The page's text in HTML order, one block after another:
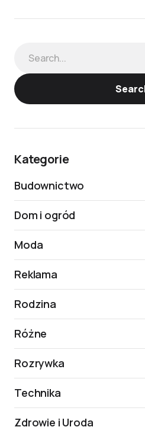
Kategorie
Budownictwo
Dom i ogród
Moda
Reklama
Rodzina
Różne
Rozrywka
Technika
Zdrowie i Uroda